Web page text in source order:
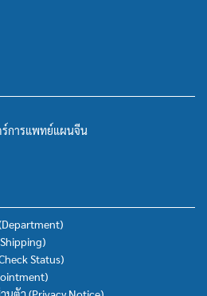
ร์การแพทย์แผนจีน
Status)